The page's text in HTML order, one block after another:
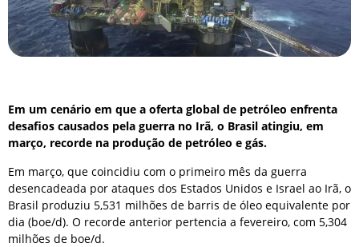
Em um cenário em que a oferta global de petróleo enfrenta
desafios causados pela guerra no Irã, o Brasil atingiu, em
março, recorde na produção de petróleo e gás.
Em março, que coincidiu com o primeiro mês da guerra
desencadeada por ataques dos Estados Unidos e Israel ao Irã, o
Brasil produziu 5,531 milhões de barris de óleo equivalente por
dia (boe/d). O recorde anterior pertencia a fevereiro, com 5,304
milhões de boe/d.